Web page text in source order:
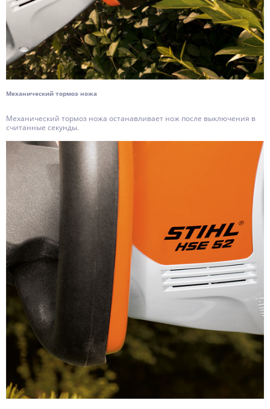
Механический тормоз ножа
Механический тормоз ножа останавливает нож после выключения в
считанные секунды.